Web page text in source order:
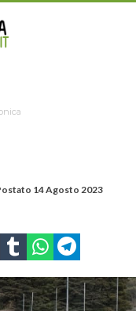
14 Agosto 2023